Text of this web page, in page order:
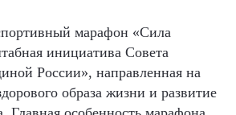
марафон «Сила
инициатива Совета
России», направленная на
образа жизни и развитие